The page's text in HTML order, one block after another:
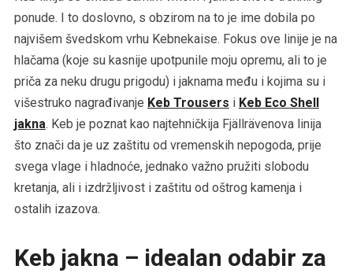
ponude. I to doslovno, s obzirom na to je ime dobila po
najvišem švedskom vrhu Kebnekaise. Fokus ove linije je na
hlačama (koje su kasnije upotpunile moju opremu, ali to je
priča za neku drugu prigodu) i jaknama među i kojima su i
višestruko nagrađivanje Keb Trousers i Keb Eco Shell
jakna. Keb je poznat kao najtehničkija Fjällrävenova linija
što znači da je uz zaštitu od vremenskih nepogoda, prije
svega vlage i hladnoće, jednako važno pružiti slobodu
kretanja, ali i izdržljivost i zaštitu od oštrog kamenja i
ostalih izazova.
Keb jakna – idealan odabir za